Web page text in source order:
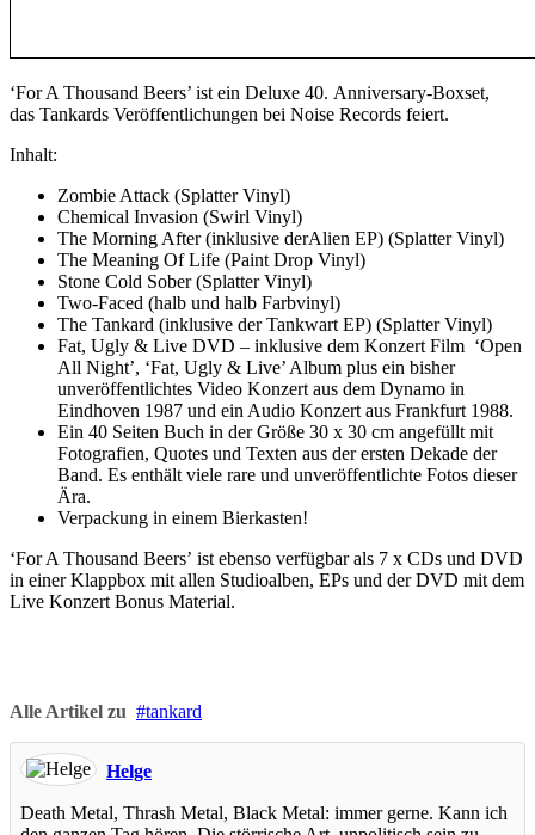
‘For A Thousand Beers’ ist ein Deluxe 40. Anniversary-Boxset,
das Tankards Veröffentlichungen bei Noise Records feiert.
Inhalt:
Zombie Attack (Splatter Vinyl)
Chemical Invasion (Swirl Vinyl)
The Morning After (inklusive derAlien EP) (Splatter Vinyl)
The Meaning Of Life (Paint Drop Vinyl)
Stone Cold Sober (Splatter Vinyl)
Two-Faced (halb und halb Farbvinyl)
The Tankard (inklusive der Tankwart EP) (Splatter Vinyl)
Fat, Ugly & Live DVD – inklusive dem Konzert Film ‘Open
All Night’, ‘Fat, Ugly & Live’ Album plus ein bisher
unveröffentlichtes Video Konzert aus dem Dynamo in
Eindhoven 1987 und ein Audio Konzert aus Frankfurt 1988.
Ein 40 Seiten Buch in der Größe 30 x 30 cm angefüllt mit
Fotografien, Quotes und Texten aus der ersten Dekade der
Band. Es enthält viele rare und unveröffentlichte Fotos dieser
Ära.
Verpackung in einem Bierkasten!
‘For A Thousand Beers’ ist ebenso verfügbar als 7 x CDs und DVD
in einer Klappbox mit allen Studioalben, EPs und der DVD mit dem
Live Konzert Bonus Material.
Alle Artikel zu tankard
Helge
Death Metal, Thrash Metal, Black Metal: immer gerne. Kann ich